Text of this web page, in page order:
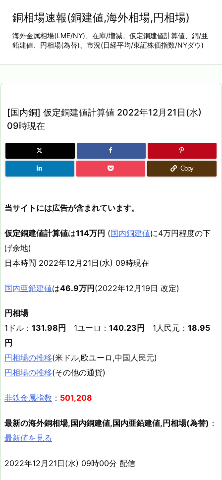
銅相場速報(銅建値,海外相場,円相場)
海外金属相場(LME/NY)、在庫/増減、仮定銅建値計算値、銅/亜
鉛建値、円相場(為替)、市況(日経平均/東証株価指数/NYダウ)
[国内銅] 仮定銅建値計算値 2022年12月21日(水)
09時現在
Copy
当サイトには広告が含まれています。
仮定銅建値計算値は114万円 (国内銅建値に4万円程度の下
げ余地)
日本時間 2022年12月21日(水) 09時現在
国内亜鉛建値は46.9万円(2022年12月19日 改定)
円相場
1ドル： 131.98円 1ユーロ： 140.23円 1人民元： 18.95
円
円相場の推移(米ドル,欧ユーロ,中国人民元)
円相場の推移(その他の通貨)
非鉄金属指数 ： 501,208
最新の海外銅相場,国内銅建値,国内亜鉛建値,円相場(為替) ：
最新値を見る
2022年12月21日(水) 09時00分 配信